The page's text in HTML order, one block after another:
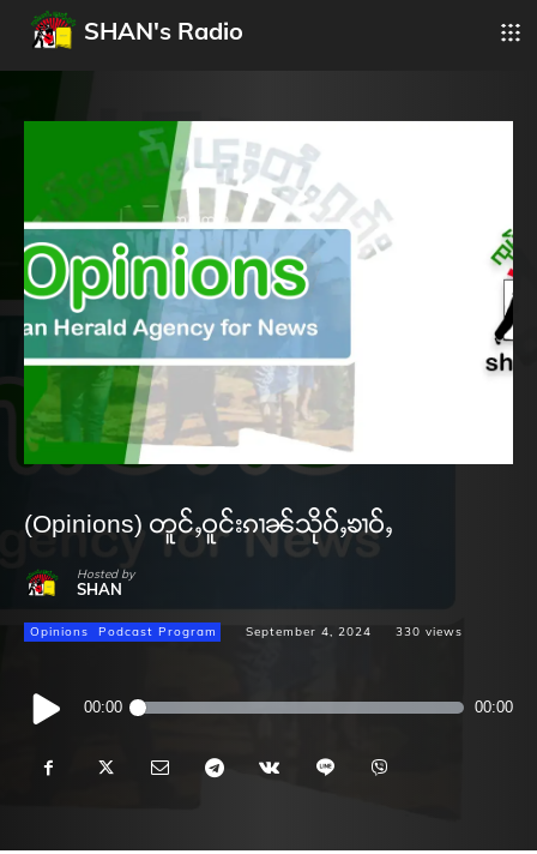
SHAN's Radio
(Opinions) တူင်ႇဝူင်းၵၢၼ်သိုဝ်ႇၶၢဝ်ႇ
Hosted by
SHAN
Opinions Podcast Program September 4, 2024 330 views
Audio
Player
00:00 00:00